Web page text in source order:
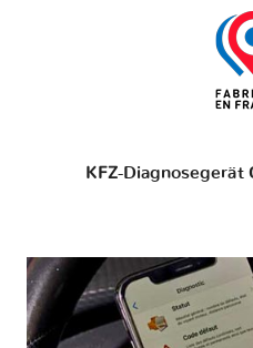
KFZ-Diagnosegerät